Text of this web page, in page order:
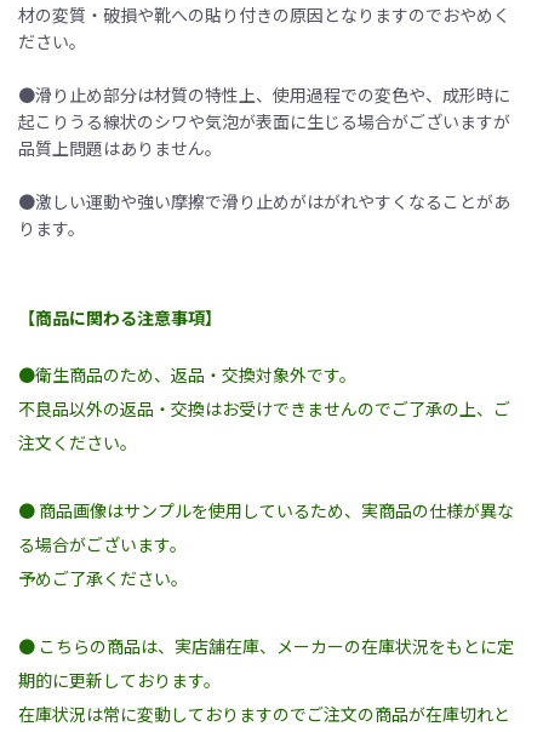
材の変質・破損や靴への貼り付きの原因となりますのでおやめく
ださい。
●滑り止め部分は材質の特性上、使用過程での変色や、成形時に
起こりうる線状のシワや気泡が表面に生じる場合がございますが
品質上問題はありません。
●激しい運動や強い摩擦で滑り止めがはがれやすくなることがあ
ります。
【商品に関わる注意事項】
●衛生商品のため、返品・交換対象外です。
不良品以外の返品・交換はお受けできませんのでご了承の上、ご
注文ください。
● 商品画像はサンプルを使用しているため、実商品の仕様が異な
る場合がございます。
予めご了承ください。
● こちらの商品は、実店舗在庫、メーカーの在庫状況をもとに定
期的に更新しております。
在庫状況は常に変動しておりますのでご注文の商品が在庫切れと